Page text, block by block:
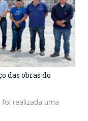
das obras do
realizada uma